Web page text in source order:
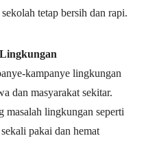
tetap bersih dan rapi.
kampanye lingkungan
dan masyarakat sekitar.
masalah lingkungan seperti
pakai dan hemat